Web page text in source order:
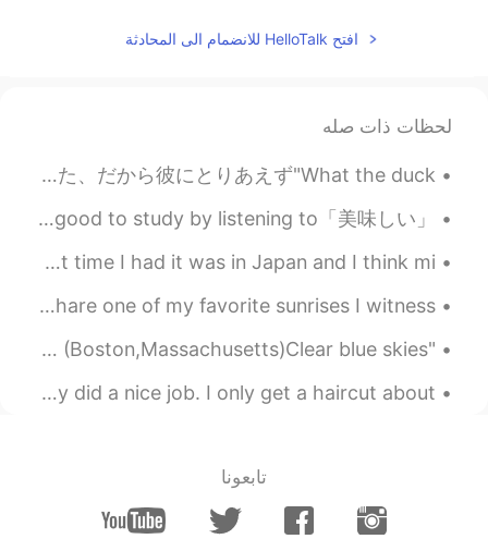
日本語で「バイトを就職できた」という表
と言うのがいいかと思います。 「
EN
ES
@Satoko
ありがとうございます😊😊
Satoko
2020.08.08 10:57
JP
EN
افتح HelloTalk للانضمام الى المحادثة
لحظات ذات صله
学校の子供がバスケでシュート外した時"What the f**k"って言ってた😲 どこで覚えたの？って聞いたらフォートナイトで覚えたって言ってた、だから彼にとりあえず"What the duck...
「美味しい」Yummy 最近流行ってる音楽で勉強するのもいいと思うけど、音楽の歌詞は結構。。。独特だよね I think it's good to study by listening to ...
I made soba noodles because I was craving it 😂 The last time I had it was in Japan and I think mi...
It is morning and the sun is about to rise. I want to share one of my favorite sunrises I witness...
"Photography Friday" In the Neighborhood 🙂 This Morning in (Boston,Massachusetts)Clear blue skies...
This was the first time I got a haircut in Japan. They did a nice job. I only get a haircut about...
تابعونا